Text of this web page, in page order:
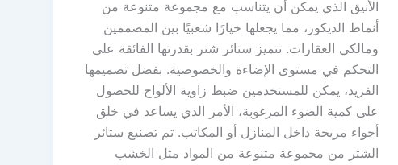
الأنيق الذي يمكن أن يتناسب مع مجموعة متنوعة من
أنماط الديكور، مما يجعلها خيارًا شعبيًا بين المصممين
ومالكي العقارات. تتميز ستائر شتر بقدرتها الفائقة على
التحكم في مستوى الإضاءة والخصوصية. بفضل تصميمها
الفريد، يمكن للمستخدمين ضبط زاوية الألواح للحصول
على كمية الضوء المرغوبة، الأمر الذي يساعد في خلق
أجواء مريحة داخل المنازل أو المكاتب. تم تصنيع ستائر
الشتر من مجموعة متنوعة من المواد مثل الخشب